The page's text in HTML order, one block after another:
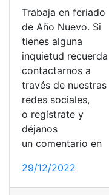
Trabaja en feriado
de Año Nuevo. Si
tienes alguna
inquietud recuerda
contactarnos a
través de nuestras
redes sociales,
o regístrate y
déjanos
un comentario en
29/12/2022